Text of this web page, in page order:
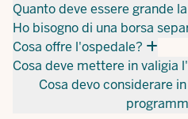
Quanto deve essere grande
Ho bisogno di una borsa
Cosa offre l'ospedale?
Cosa deve mettere in valigia
Cosa devo considerare